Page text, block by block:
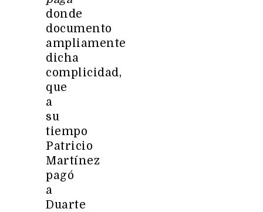
donde
documento
ampliamente
dicha
complicidad,
que
a
su
tiempo
Patricio
Martínez
pagó
a
Duarte